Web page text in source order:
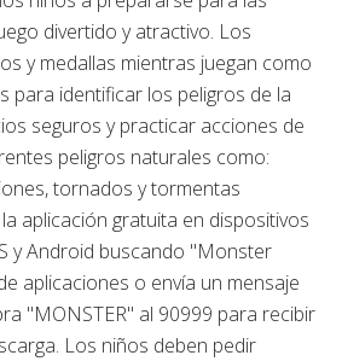
divertido y atractivo. Los
y medallas mientras juegan como
para identificar los peligros de la
seguros y practicar acciones de
peligros naturales como:
tornados y tormentas
aplicación gratuita en dispositivos
y Android buscando "Monster
aplicaciones o envía un mensaje
"MONSTER" al 90999 para recibir
Los niños deben pedir